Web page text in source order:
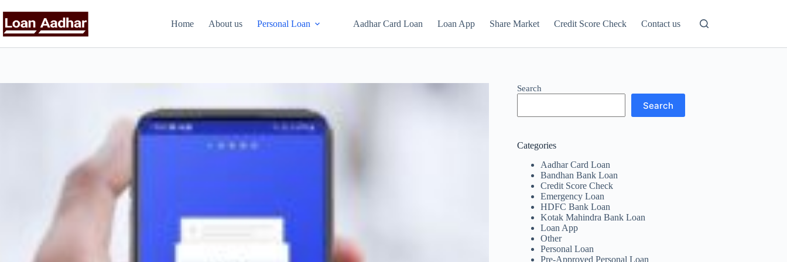
to
content
Home About us Personal Loan Aadhar Card Loan Loan App Share Market Credit Score Check Contact us
Search
Search
Categories
Aadhar Card Loan
Bandhan Bank Loan
Credit Score Check
Emergency Loan
HDFC Bank Loan
Kotak Mahindra Bank Loan
Loan App
Other
Personal Loan
Pre-Approved Personal Loan